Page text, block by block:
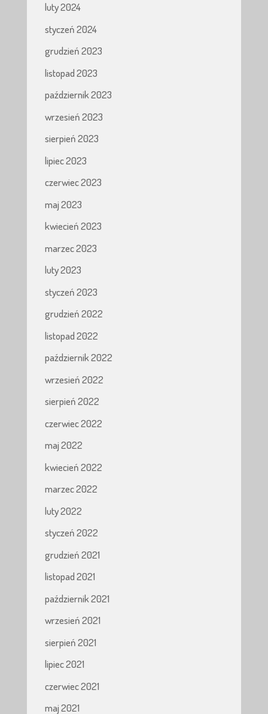
luty 2024
styczeń 2024
grudzień 2023
listopad 2023
październik 2023
wrzesień 2023
sierpień 2023
lipiec 2023
czerwiec 2023
maj 2023
kwiecień 2023
marzec 2023
luty 2023
styczeń 2023
grudzień 2022
listopad 2022
październik 2022
wrzesień 2022
sierpień 2022
czerwiec 2022
maj 2022
kwiecień 2022
marzec 2022
luty 2022
styczeń 2022
grudzień 2021
listopad 2021
październik 2021
wrzesień 2021
sierpień 2021
lipiec 2021
czerwiec 2021
maj 2021